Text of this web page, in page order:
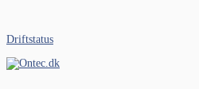
Driftstatus